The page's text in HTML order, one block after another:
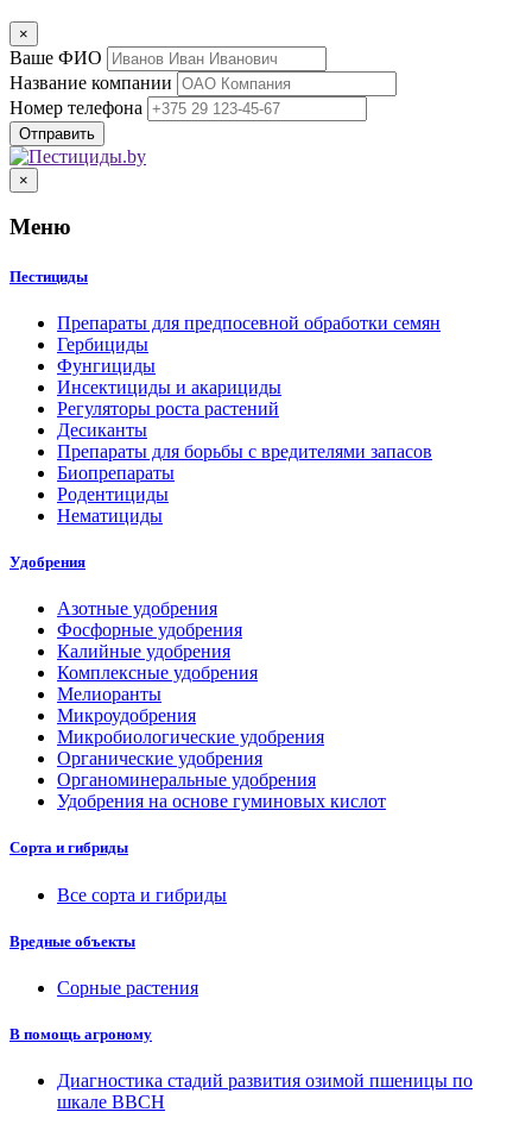
×
Ваше ФИО
Название компании
Номер телефона
×
Меню
Пестициды
Препараты для предпосевной обработки семян
Гербициды
Фунгициды
Инсектициды и акарициды
Регуляторы роста растений
Десиканты
Препараты для борьбы с вредителями запасов
Биопрепараты
Родентициды
Нематициды
Удобрения
Азотные удобрения
Фосфорные удобрения
Калийные удобрения
Комплексные удобрения
Мелиоранты
Микроудобрения
Микробиологические удобрения
Органические удобрения
Органоминеральные удобрения
Удобрения на основе гуминовых кислот
Сорта и гибриды
Все сорта и гибриды
Вредные объекты
Сорные растения
В помощь агроному
Диагностика стадий развития озимой пшеницы по
шкале ВВСН